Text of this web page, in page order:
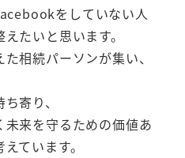
をしていない人
たいと思います。
相続パーソンが集い、
寄り、
来を守るための価値あ
ています。